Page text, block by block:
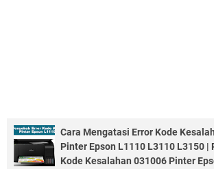
Cara Mengatasi Error Kode
Pinter Epson L1110 L3110 L3150 |
Kode Kesalahan 031006 Pinter